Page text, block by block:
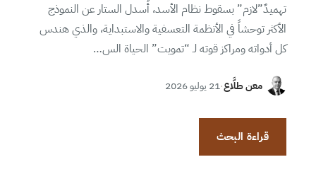
تهميدٌ”لازم” بسقوط نظام الأسد، أُسدل الستار عن النموذج
الأكثر توحشاً في الأنظمة التعسفية والاستبداية، والذي هندس
كل أدواته ومراكز قوته لـ “تمويت” الحياة الس…
معن طلَّاع·21 يوليو 2026
قراءة البحث